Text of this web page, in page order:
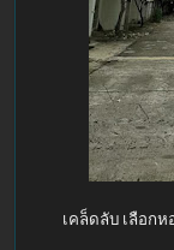
เคล็ดลับ เลือก